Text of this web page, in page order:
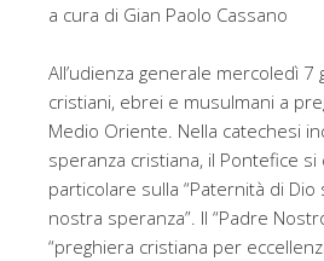
a cura di Gian Paolo Cassano
All’udienza generale mercoledì 7
cristiani, ebrei e musulmani a
Medio Oriente. Nella catechesi
speranza cristiana, il Pontefice
particolare sulla “Paternità di
nostra speranza”. Il “Padre
“preghiera cristiana per